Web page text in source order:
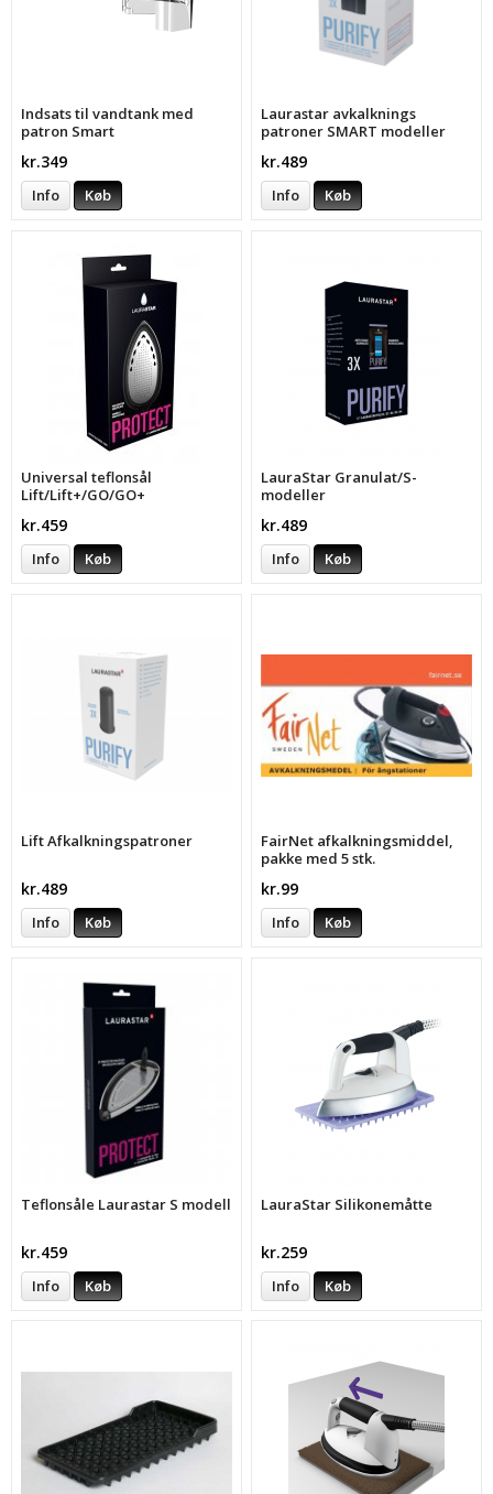
Indsats til vandtank med
patron Smart
kr.349
Info Køb
Laurastar avkalknings
patroner SMART modeller
kr.489
Info Køb
Universal teflonsål
Lift/Lift+/GO/GO+
kr.459
Info Køb
LauraStar Granulat/S-
modeller
kr.489
Info Køb
Lift Afkalkningspatroner
kr.489
Info Køb
FairNet afkalkningsmiddel,
pakke med 5 stk.
kr.99
Info Køb
Teflonsåle Laurastar S modell
kr.459
Info Køb
LauraStar Silikonemåtte
kr.259
Info Køb